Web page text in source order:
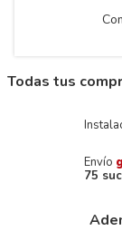
Todas tus
Envío
75